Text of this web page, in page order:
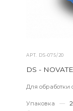
АРТ. DS-075/20
DS -
Для
Упаковка —